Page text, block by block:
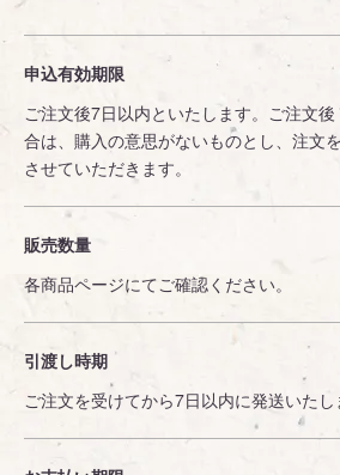
申込有効期限
ご注文後7日以内といたします。ご注文
合は、購入の意思がないものとし、注文
させていただきます。
販売数量
各商品ページにてご確認ください。
引渡し時期
ご注文を受けてから7日以内に発送いたし